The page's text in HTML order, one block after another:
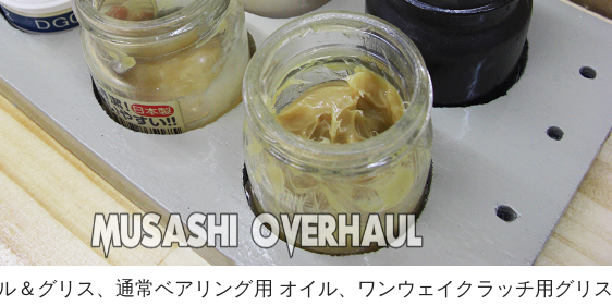
＆グリス、通常ベアリング用 オイル、ワンウェイクラッチ用グリス